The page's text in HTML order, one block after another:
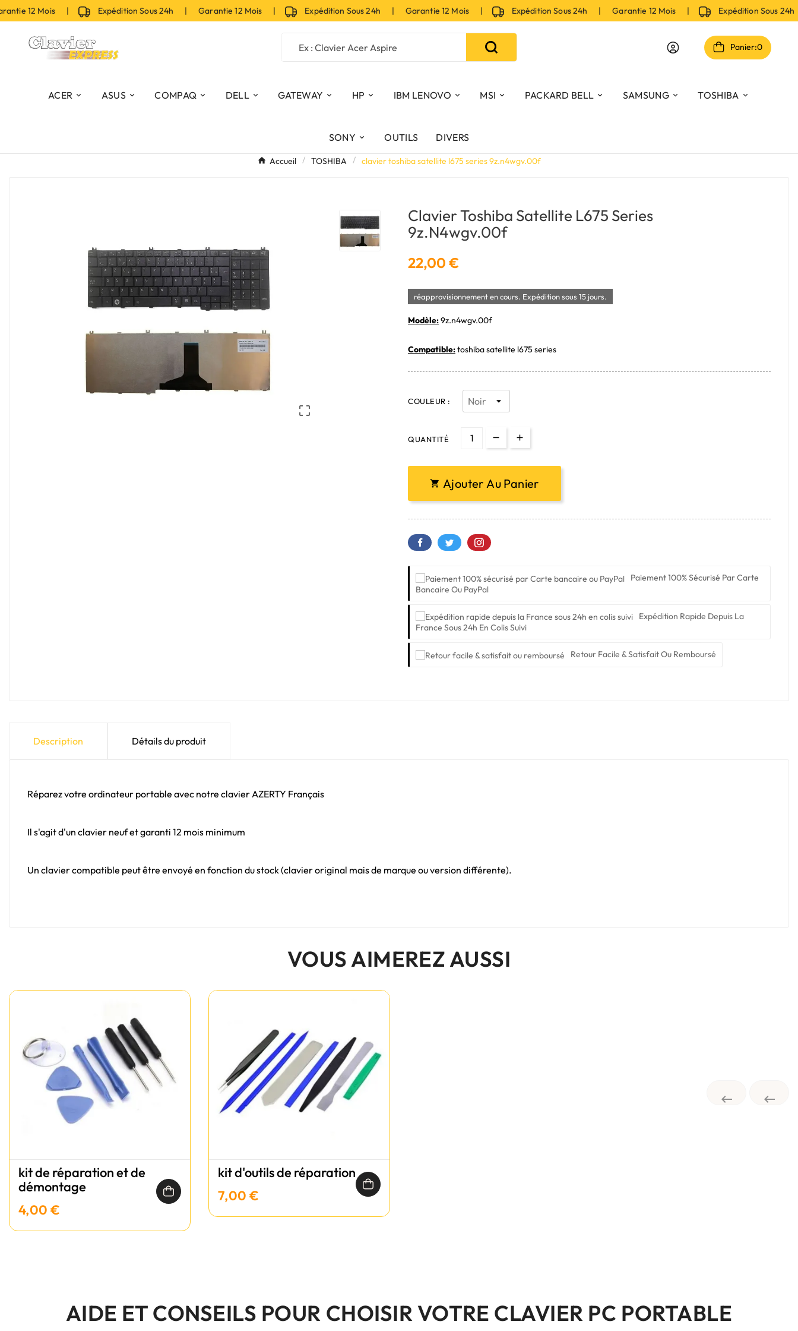
12 Mois | Expédition Sous 24h | Garantie 12 Mois | Expédition Sous 24h | Garantie 12 Mois | Expédition Sous 24h | Garantie 12 Mois | Expédition Sous
Panier:0
ACER ASUS COMPAQ DELL GATEWAY HP IBM LENOVO MSI PACKARD BELL SAMSUNG TOSHIBA
SONY OUTILS DIVERS
Accueil TOSHIBA clavier toshiba satellite l675 series 9z.n4wgv.00f

Clavier Toshiba Satellite L675 Series
9z.n4wgv.00f
22,00 €
réapprovisionnement en cours. Expédition sous 15 jours.
Modèle:9z.n4wgv.00f
Compatible:toshiba satellite l675 series
COULEUR :
QUANTITÉ
 Ajouter Au Panier
Paiement 100% Sécurisé Par Carte
Bancaire Ou PayPal
Expédition Rapide Depuis La
France Sous 24h En Colis Suivi
Retour Facile & Satisfait Ou Remboursé
Description Détails du produit
Réparez votre ordinateur portable avec notre clavier AZERTY Français
Il s'agit d'un clavier neuf et garanti 12 mois minimum
Un clavier compatible peut être envoyé en fonction du stock (clavier original mais de marque ou version différente).
VOUS AIMEREZ AUSSI
 
kit de réparation et de
démontage
4,00 €
kit d'outils de réparation
7,00 €
AIDE ET CONSEILS POUR CHOISIR VOTRE CLAVIER PC PORTABLE